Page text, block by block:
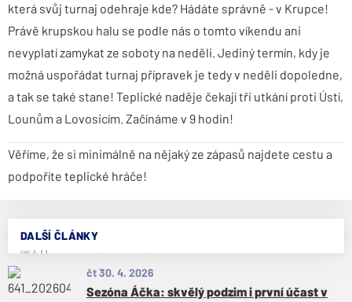
DALŠÍ ČLÁNKY
čt 30. 4. 2026
Sezóna Áčka: skvělý podzim i první účast v
která svůj turnaj odehraje kde? Hádáte správně - v Krupce!
Právě krupskou halu se podle nás o tomto víkendu ani
nevyplatí zamykat ze soboty na neděli. Jediný termín, kdy je
možná uspořádat turnaj přípravek je tedy v neděli dopoledne,
a tak se také stane! Teplické naděje čekají tři utkání proti Ústí,
Lounům a Lovosicím. Začínáme v 9 hodin!
Věříme, že si minimálně na nějaký ze zápasů najdete cestu a
podpoříte teplické hráče!